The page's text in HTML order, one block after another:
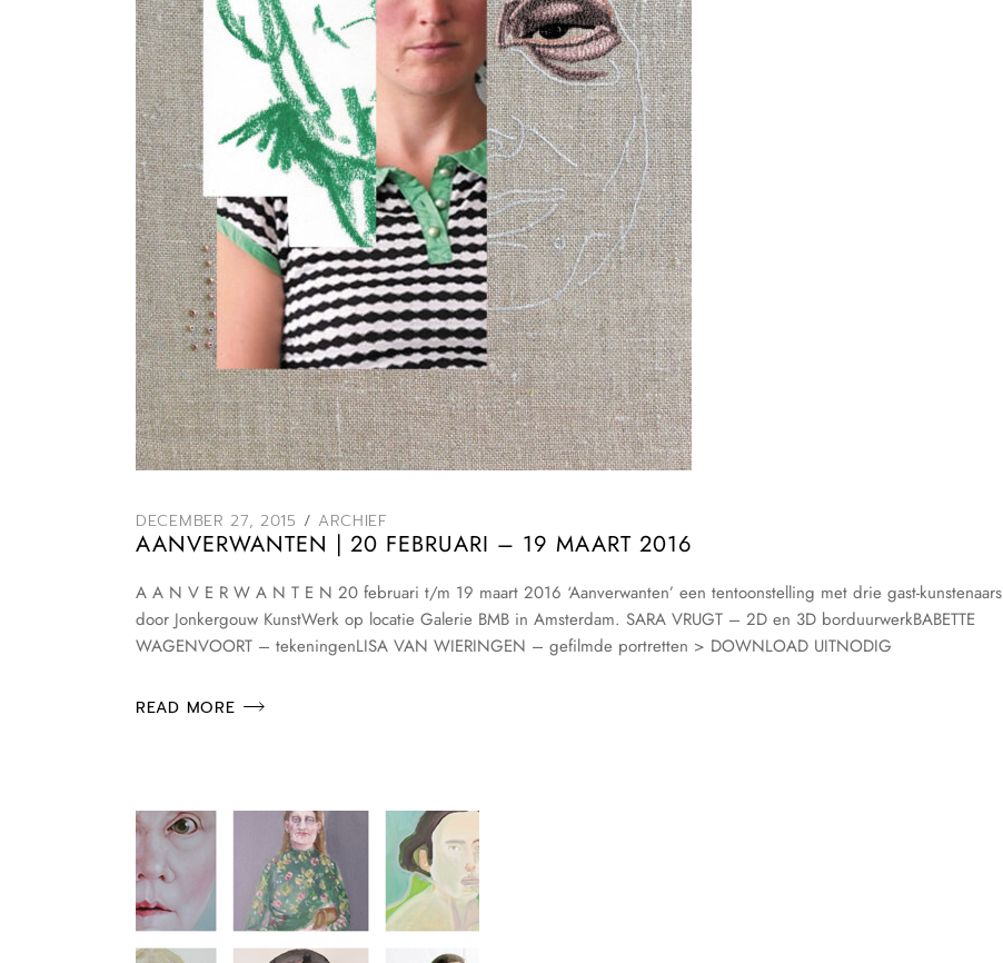
DECEMBER 27, 2015 ARCHIEF
AANVERWANTEN | 20 FEBRUARI – 19 MAART 2016
A A N V E R W A N T E N 20 februari t/m 19 maart 2016 ‘Aanverwanten’ een tentoonstelling met drie gast-kunstenaars
door Jonkergouw KunstWerk op locatie Galerie BMB in Amsterdam. SARA VRUGT – 2D en 3D borduurwerkBABETTE
WAGENVOORT – tekeningenLISA VAN WIERINGEN – gefilmde portretten > DOWNLOAD UITNODIG
READ MORE